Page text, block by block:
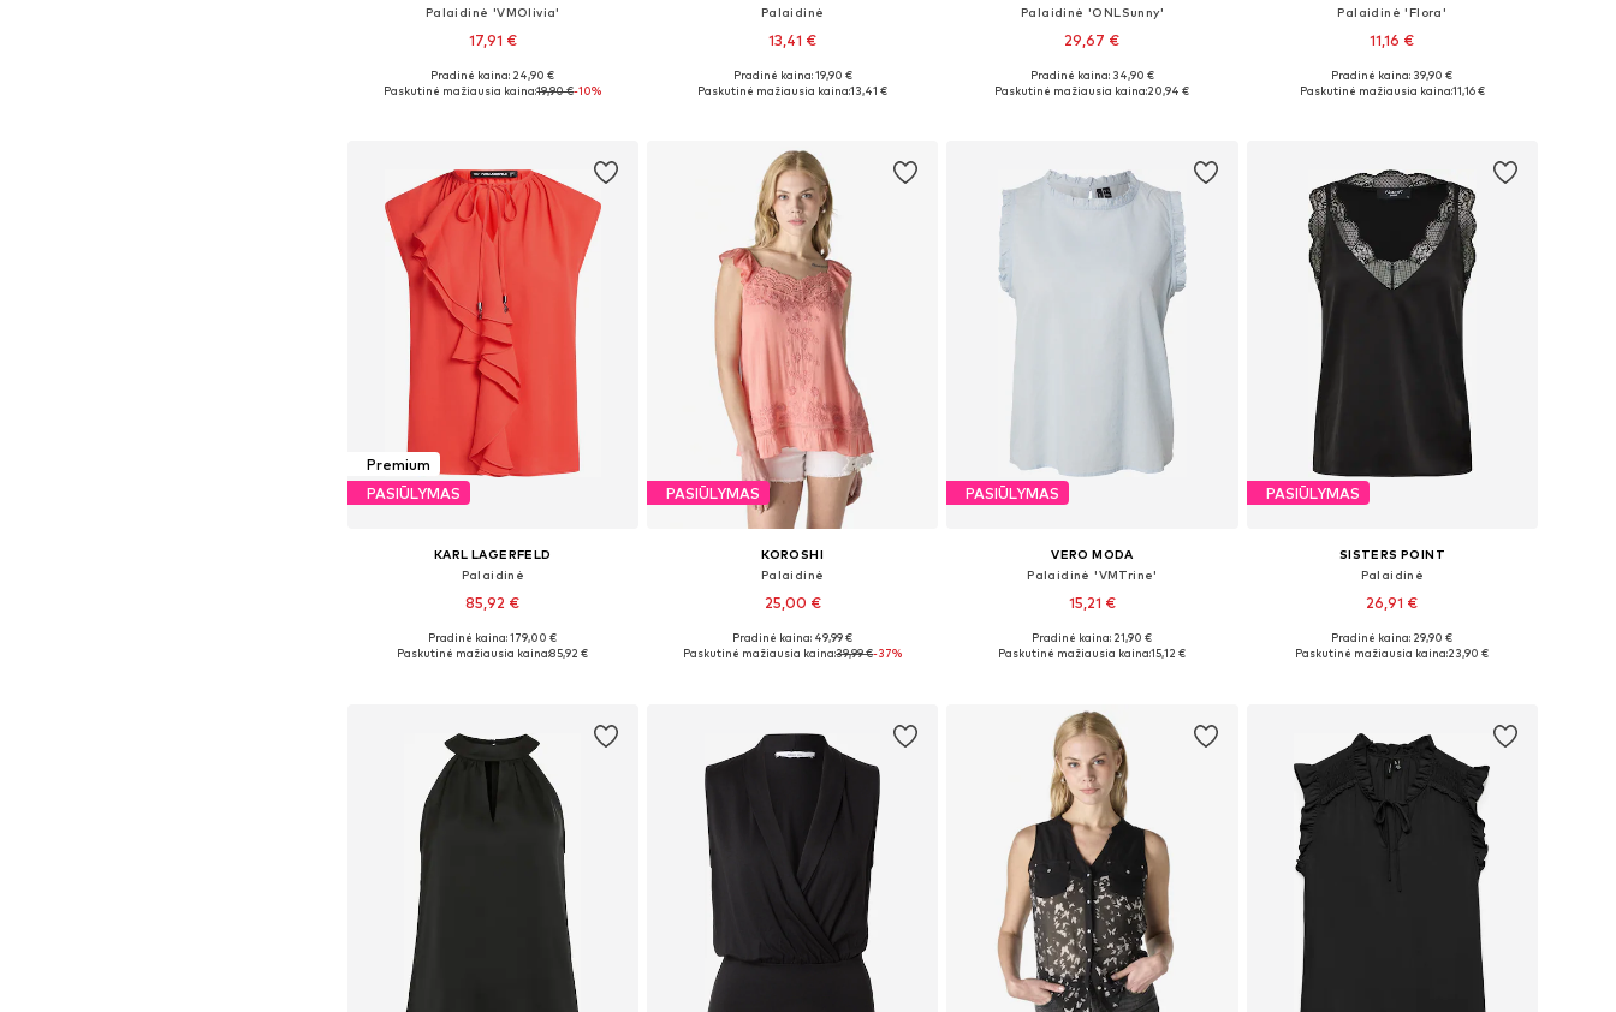
Palaidinė 'VMOlivia'
17,91 €
Galimi dydžiai: XS, S, M, L, XL
Pradinė kaina: 24,90 €
Paskutinė mažiausia kaina:19,90 €-10%
Palaidinė
13,41 €
Galimi dydžiai: XS, S, M, XL
Pradinė kaina: 19,90 €
Paskutinė mažiausia kaina:13,41 €
Palaidinė 'ONLSunny'
29,67 €
Galimi dydžiai: XS, S, M, L, XL
Pradinė kaina: 34,90 €
Paskutinė mažiausia kaina:20,94 €
Palaidinė 'Flora'
11,16 €
Galimi dydžiai: S, M, L, XL, XXL
Pradinė kaina: 39,90 €
Paskutinė mažiausia kaina:11,16 €
Premium
PASIŪLYMAS
KARL LAGERFELD
Palaidinė
85,92 €
Galimi dydžiai: S-M, M-L
Pradinė kaina: 179,00 €
Paskutinė mažiausia kaina:85,92 €
PASIŪLYMAS
KOROSHI
Palaidinė
25,00 €
Galimi dydžiai: S, M, L, XXL
Pradinė kaina: 49,99 €
Paskutinė mažiausia kaina:39,99 €-37%
PASIŪLYMAS
VERO MODA
Palaidinė 'VMTrine'
15,21 €
+ 2
Galimi dydžiai: XS, S, M, L, XL
Pradinė kaina: 21,90 €
Paskutinė mažiausia kaina:15,12 €
PASIŪLYMAS
SISTERS POINT
Palaidinė
26,91 €
Galimi dydžiai: XS, S, M, L
Pradinė kaina: 29,90 €
Paskutinė mažiausia kaina:23,90 €